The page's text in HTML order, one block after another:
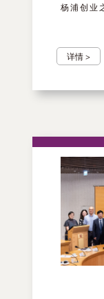
杨浦创业
详情 >